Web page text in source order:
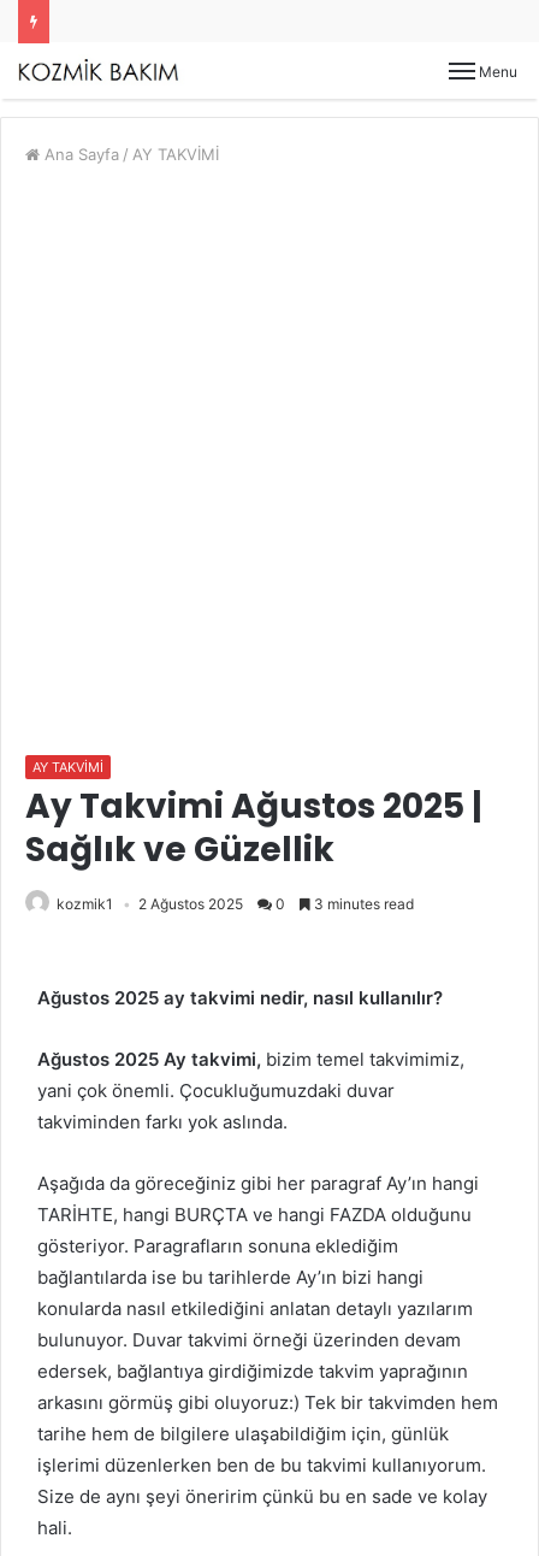
Menu
Ana Sayfa / AY TAKVİMİ
AY TAKVİMİ
Ay Takvimi Ağustos 2025 |
Sağlık ve Güzellik
kozmik1 2 Ağustos 2025 0 3 minutes read
Ağustos 2025 ay takvimi nedir, nasıl kullanılır?
Ağustos 2025 Ay takvimi, bizim temel takvimimiz,
yani çok önemli. Çocukluğumuzdaki duvar
takviminden farkı yok aslında.
Aşağıda da göreceğiniz gibi her paragraf Ay’ın hangi
TARİHTE, hangi BURÇTA ve hangi FAZDA olduğunu
gösteriyor. Paragrafların sonuna eklediğim
bağlantılarda ise bu tarihlerde Ay’ın bizi hangi
konularda nasıl etkilediğini anlatan detaylı yazılarım
bulunuyor. Duvar takvimi örneği üzerinden devam
edersek, bağlantıya girdiğimizde takvim yaprağının
arkasını görmüş gibi oluyoruz:) Tek bir takvimden hem
tarihe hem de bilgilere ulaşabildiğim için, günlük
işlerimi düzenlerken ben de bu takvimi kullanıyorum.
Size de aynı şeyi öneririm çünkü bu en sade ve kolay
hali.